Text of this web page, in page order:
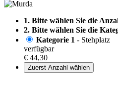
1. Bitte wählen Sie die
2. Bitte wählen Sie die
Kategorie 1 - Stehplatz
verfügbar
€ 44,30
Zuerst Anzahl wählen